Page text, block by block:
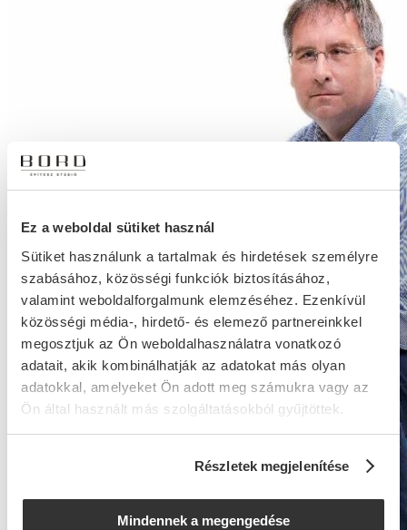
Ez a weboldal sütiket használ
Sütiket használunk a tartalmak és hirdetések személyre
szabásához, közösségi funkciók biztosításához,
valamint weboldalforgalmunk elemzéséhez. Ezenkívül
közösségi média-, hirdető- és elemező partnereinkkel
megosztjuk az Ön weboldalhasználatra vonatkozó
adatait, akik kombinálhatják az adatokat más olyan
adatokkal, amelyeket Ön adott meg számukra vagy az
Ön által használt más szolgáltatásokból gyűjtöttek.
Részletek megjelenítése
Mindennek a megengedése